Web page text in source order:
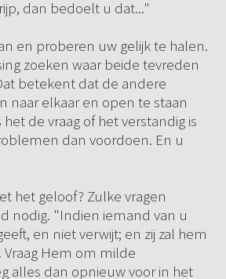
dan bedoelt u dat..."
en proberen uw gelijk te halen.
zoeken waar beide tevreden
betekent dat de andere
naar elkaar en open te staan
de vraag of het verstandig is
dan voordoen. En u
het geloof? Zulke vragen
nodig. "Indien iemand van u
en niet verwijt; en zij zal hem
Hem om milde
alles dan opnieuw voor in het